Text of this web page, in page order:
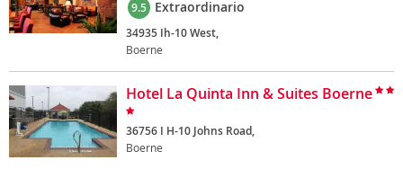
9.5 Extraordinario
34935 Ih-10 West,
Boerne
Hotel La Quinta Inn & Suites Boerne
36756 I H-10 Johns Road,
Boerne